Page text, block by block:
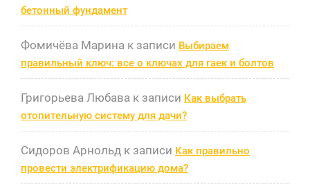
бетонный фундамент
Фомичёва Марина к записи Выбираем
правильный ключ: все о ключах для гаек и болтов
Григорьева Любава к записи Как выбрать
отопительную систему для дачи?
Сидоров Арнольд к записи Как правильно
провести электрификацию дома?